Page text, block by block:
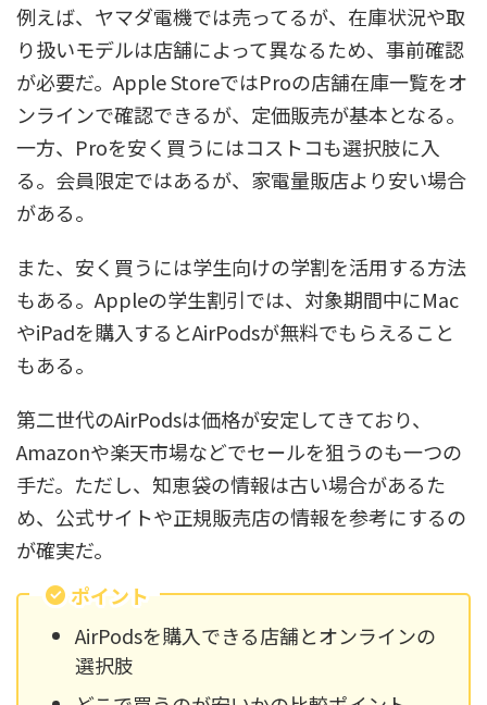
例えば、ヤマダ電機では売ってるが、在庫状況や取
り扱いモデルは店舗によって異なるため、事前確認
が必要だ。Apple StoreではProの店舗在庫一覧をオ
ンラインで確認できるが、定価販売が基本となる。
一方、Proを安く買うにはコストコも選択肢に入
る。会員限定ではあるが、家電量販店より安い場合
がある。
また、安く買うには学生向けの学割を活用する方法
もある。Appleの学生割引では、対象期間中にMac
やiPadを購入するとAirPodsが無料でもらえること
もある。
第二世代のAirPodsは価格が安定してきており、
Amazonや楽天市場などでセールを狙うのも一つの
手だ。ただし、知恵袋の情報は古い場合があるた
め、公式サイトや正規販売店の情報を参考にするの
が確実だ。
ポイント
AirPodsを購入できる店舗とオンラインの
選択肢